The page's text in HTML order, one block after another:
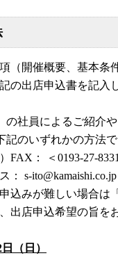
（開催概要、基本条
の出店申込書を記入
の社員によるご紹介
記のいずれかの方法
FAX： ＜0193-27-
： s-
込みが難しい場合は
出店申込希望の旨を
（日）